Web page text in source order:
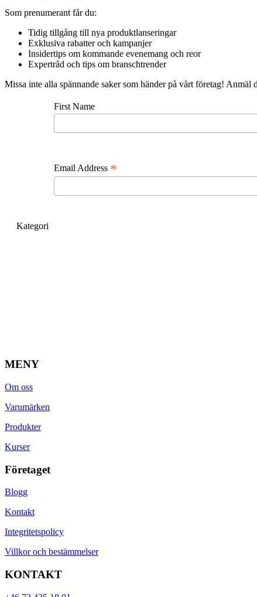
Som prenumerant får du:
Tidig tillgång till nya produktlanseringar
Exklusiva rabatter och kampanjer
Insidertips om kommande evenemang och reor
Expertråd och tips om branschtrender
Missa inte alla spännande saker som händer på vårt företag!
First Name
Email Address *
Kategori
MENY
Om oss
Varumärken
Produkter
Kurser
Företaget
Blogg
Kontakt
Integritetspolicy
Villkor och bestämmelser
KONTAKT